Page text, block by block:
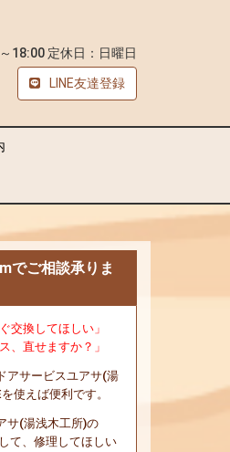
18:00 定休日：日曜日
LINE友達登録
でご相談承りま
交換してほしい」
、直せますか？」
アサービスユアサ(湯
使えば便利です。
サ(湯浅木工所)の
て、修理してほしい